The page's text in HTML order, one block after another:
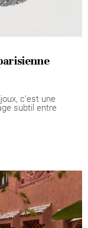
c’est une
subtil entre